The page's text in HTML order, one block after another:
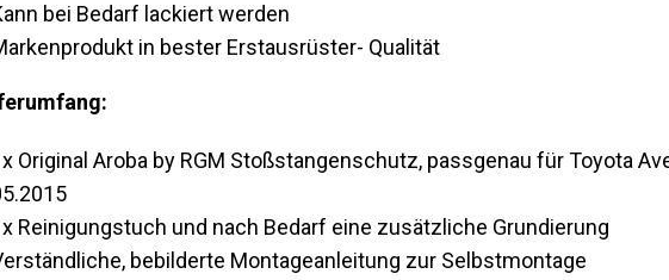
bei Bedarf lackiert werden
in bester Erstausrüster- Qualität
Original Aroba by RGM Stoßstangenschutz, passgenau für Toyota
Reinigungstuch und nach Bedarf eine zusätzliche Grundierung
bebilderte Montageanleitung zur Selbstmontage